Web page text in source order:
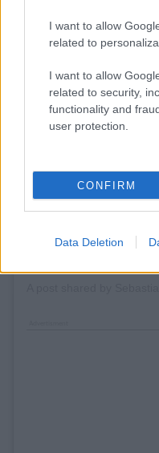
I want to allow
related to
I want to allow
related to security,
functionality and
user protection.
CONFIRM
Data Deletion
View this post on